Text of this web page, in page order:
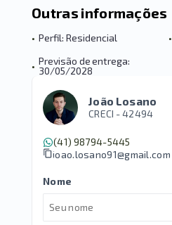
Outras informações
• Perfil: Residencial •
• Previsão de entrega:
30/05/2028
João Losano
CRECI -42494
(41) 98794-5445
joao.losano91@gmail.com
Nome